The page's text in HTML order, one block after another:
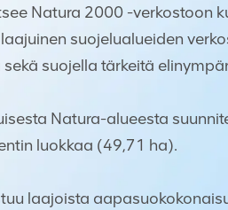
Natura 2000 -verkostoon
suojelualueiden
suojella tärkeitä
Natura-alueesta
luokkaa (49,71 ha).
laajoista